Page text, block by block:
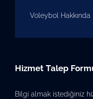
Voleybol Hakkında
Hizmet Talep
Bilgi almak istediğiniz